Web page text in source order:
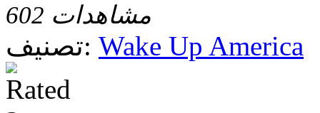
602 مشاهدات
تصنيف: Wake Up America